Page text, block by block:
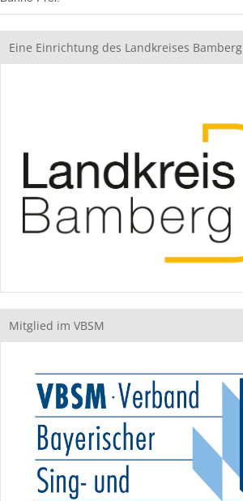
Eine Einrichtung des Landkreises Bamberg
Mitglied im VBSM